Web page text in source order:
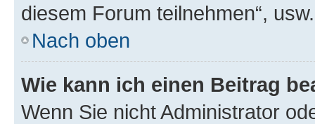
diesem Forum teilnehmen“, usw.
Nach oben
Wie kann ich einen Beitrag
Wenn Sie nicht Administrator